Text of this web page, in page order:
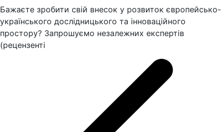
Бажаєте зробити свій внесок у розвиток європейсько-
українського дослідницького та інноваційного
простору? Запрошуємо незалежних експертів
(рецензенті